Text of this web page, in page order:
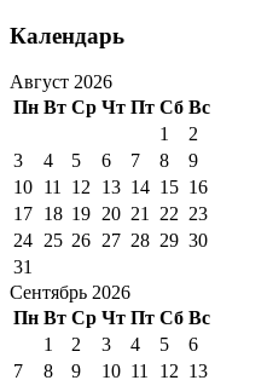
Календарь
Август 2026
Пн Вт Ср Чт Пт Сб Вс
1
2
3
4 5 6 7 8
9
10 11 12 13 14 15 16
17 18 19 20 21 22 23
24 25 26 27 28 29 30
31
Сентябрь 2026
Пн Вт Ср Чт Пт Сб Вс
1
2 3 4 5
6
7
8 9 10 11 12 13